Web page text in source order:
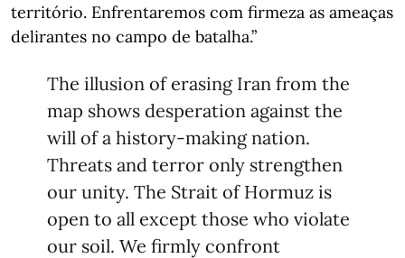
território. Enfrentaremos com firmeza as ameaças
delirantes no campo de batalha.”
The illusion of erasing Iran from the
map shows desperation against the
will of a history-making nation.
Threats and terror only strengthen
our unity. The Strait of Hormuz is
open to all except those who violate
our soil. We firmly confront